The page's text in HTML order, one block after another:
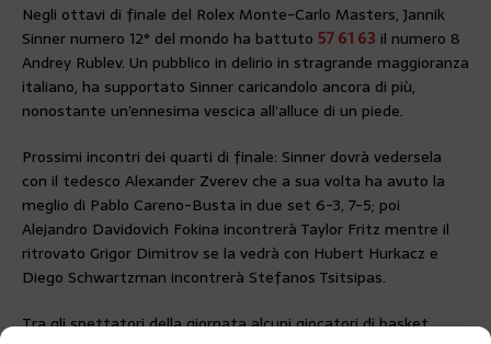
Negli ottavi di finale del Rolex Monte-Carlo Masters, Jannik
Sinner numero 12° del mondo ha battuto 57 61 63 il numero 8
Andrey Rublev. Un pubblico in delirio in stragrande maggioranza
italiano, ha supportato Sinner caricandolo ancora di più,
nonostante un’ennesima vescica all’alluce di un piede.
Prossimi incontri dei quarti di finale: Sinner dovrà vedersela
con il tedesco Alexander Zverev che a sua volta ha avuto la
meglio di Pablo Careno-Busta in due set 6-3, 7-5; poi
Alejandro Davidovich Fokina incontrerà Taylor Fritz mentre il
ritrovato Grigor Dimitrov se la vedrà con Hubert Hurkacz e
Diego Schwartzman incontrerà Stefanos Tsitsipas.
Tra gli spettatori della giornata alcuni giocatori di basket